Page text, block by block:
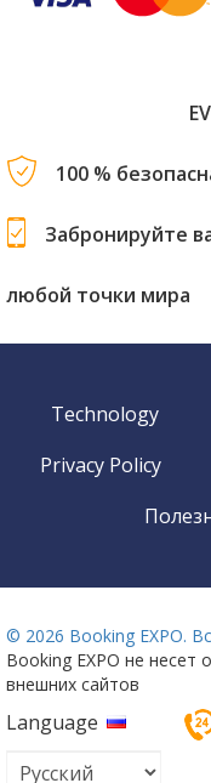
100 %
Забронируйте
любой точки мира
Technology
Privacy Policy
© 2026 Booking EXPO.
Booking EXPO не несет
внешних сайтов
Language